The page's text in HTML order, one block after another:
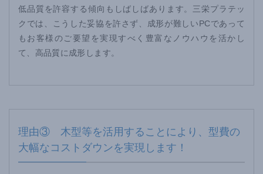
低品質を許容する傾向もしばしばあります。三栄プラテッ
クでは、こうした妥協を許さず、成形が難しいPCであって
もお客様のご要望を実現すべく豊富なノウハウを活かし
て、高品質に成形します。
理由③ 木型等を活用することにより、型費の
大幅なコストダウンを実現します！